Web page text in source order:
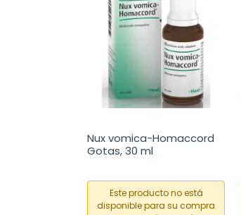
Nux vomica-Homaccord
Gotas, 30 ml
Este producto no está
disponible para su compra